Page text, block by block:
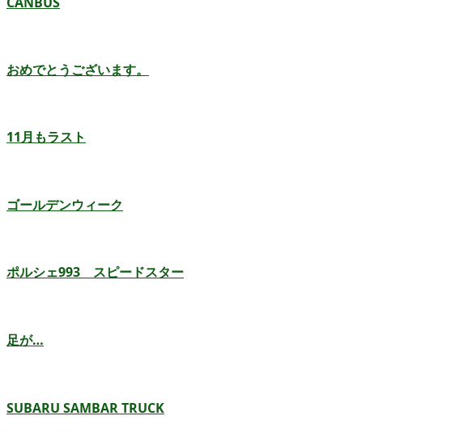
おめでとうございます。
11月もラスト
ゴールデンウィーク
ポルシェ993 スピードスター
足が…
SUBARU SAMBAR TRUCK